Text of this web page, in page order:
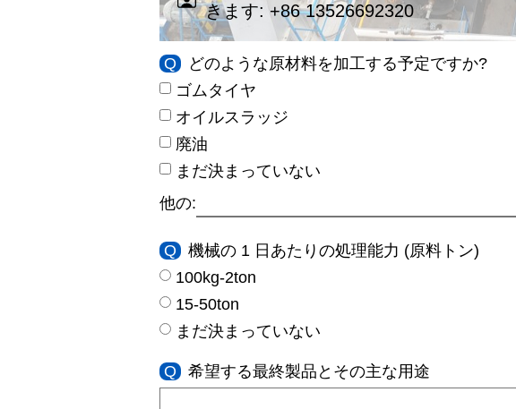
きます:+86 13526692320
Q
どのような原材料を加工する予定ですか?
ゴムタイヤ
オイルスラッジ
廃油
まだ決まっていない
他の:
Q
機械の 1 日あたりの処理能力 (原料トン)
100kg-2ton
15-50ton
まだ決まっていない
Q 希望する最終製品とその主な用途